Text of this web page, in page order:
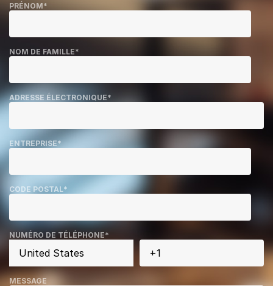
PRÉNOM*
NOM DE FAMILLE*
ADRESSE ÉLECTRONIQUE*
ENTREPRISE*
CODE POSTAL*
NUMÉRO DE TÉLÉPHONE*
MESSAGE